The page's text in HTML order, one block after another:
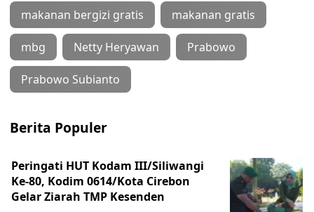
makanan bergizi gratis makanan gratis
mbg Netty Heryawan Prabowo
Prabowo Subianto
Berita Populer
Peringati HUT Kodam III/Siliwangi
Ke-80, Kodim 0614/Kota Cirebon
Gelar Ziarah TMP Kesenden